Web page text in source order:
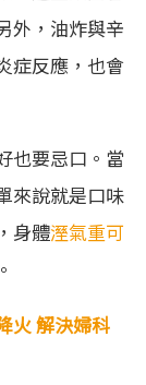
外，油炸與辛
症反應，也會
也要忌口。當
來說就是口味
身體溼氣重可
火 解決婦科